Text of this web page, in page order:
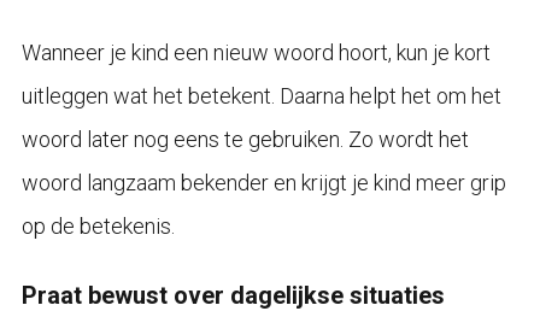
Wanneer je kind een nieuw woord hoort, kun je kort
uitleggen wat het betekent. Daarna helpt het om het
woord later nog eens te gebruiken. Zo wordt het
woord langzaam bekender en krijgt je kind meer grip
op de betekenis.
Praat bewust over dagelijkse situaties